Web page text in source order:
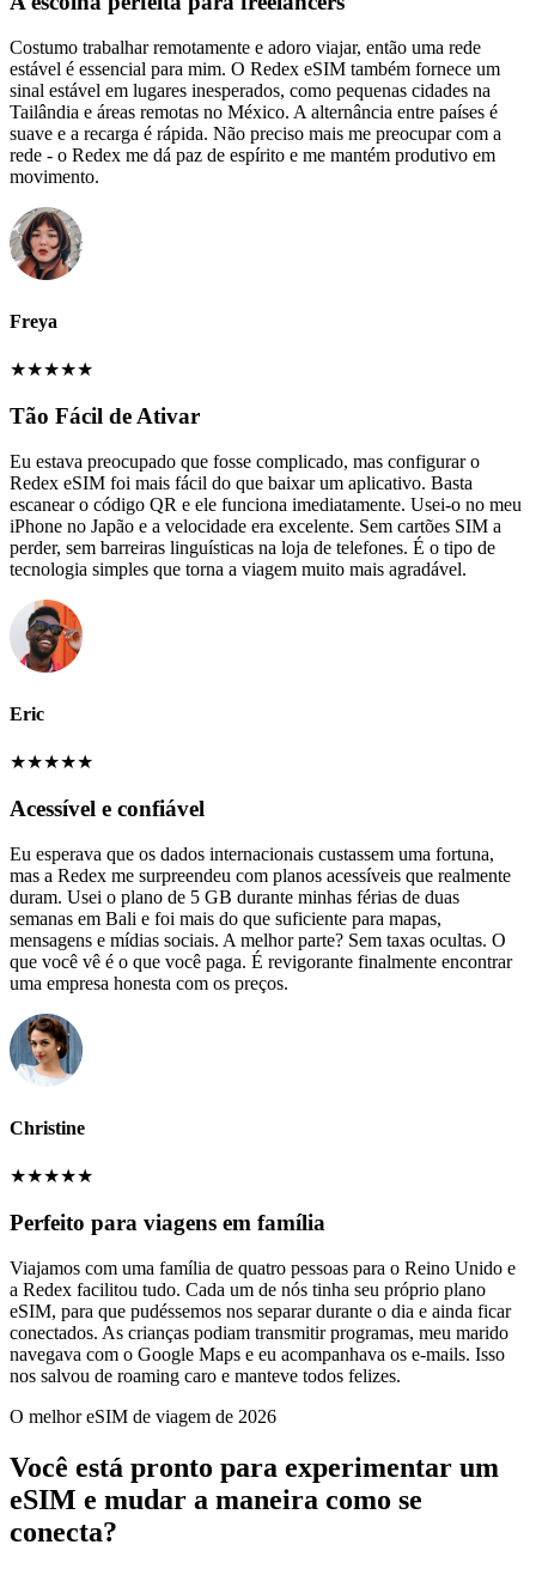
Costumo trabalhar remotamente e adoro viajar, então uma rede
estável é essencial para mim. O Redex eSIM também fornece um
sinal estável em lugares inesperados, como pequenas cidades na
Tailândia e áreas remotas no México. A alternância entre países é
suave e a recarga é rápida. Não preciso mais me preocupar com a
rede - o Redex me dá paz de espírito e me mantém produtivo em
movimento.
Freya
★★★★★
Tão Fácil de Ativar
Eu estava preocupado que fosse complicado, mas configurar o
Redex eSIM foi mais fácil do que baixar um aplicativo. Basta
escanear o código QR e ele funciona imediatamente. Usei-o no meu
iPhone no Japão e a velocidade era excelente. Sem cartões SIM a
perder, sem barreiras linguísticas na loja de telefones. É o tipo de
tecnologia simples que torna a viagem muito mais agradável.
Eric
★★★★★
Acessível e confiável
Eu esperava que os dados internacionais custassem uma fortuna,
mas a Redex me surpreendeu com planos acessíveis que realmente
duram. Usei o plano de 5 GB durante minhas férias de duas
semanas em Bali e foi mais do que suficiente para mapas,
mensagens e mídias sociais. A melhor parte? Sem taxas ocultas. O
que você vê é o que você paga. É revigorante finalmente encontrar
uma empresa honesta com os preços.
Christine
★★★★★
Perfeito para viagens em família
Viajamos com uma família de quatro pessoas para o Reino Unido e
a Redex facilitou tudo. Cada um de nós tinha seu próprio plano
eSIM, para que pudéssemos nos separar durante o dia e ainda ficar
conectados. As crianças podiam transmitir programas, meu marido
navegava com o Google Maps e eu acompanhava os e-mails. Isso
nos salvou de roaming caro e manteve todos felizes.
O melhor eSIM de viagem de 2026
Você está pronto para experimentar um
eSIM e mudar a maneira como se
conecta?